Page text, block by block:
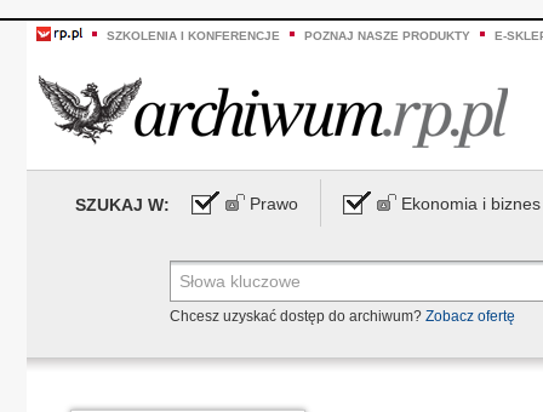
SZKOLENIA I KONFERENCJE POZNAJ NASZE PRODUKTY E-
SZUKAJ W: Prawo Ekonomia i biznes
Chcesz uzyskać dostęp do archiwum? Zobacz ofertę